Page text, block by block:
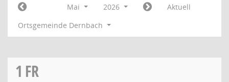
Mai 2026
Aktuell
Ortsgemeinde Dernbach
1 FR